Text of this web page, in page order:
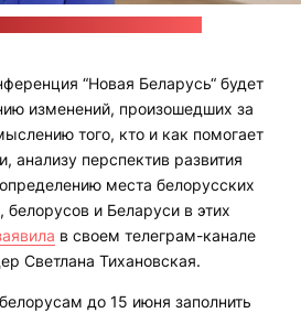
“Новая Беларусь“ будет
изменений, произошедших за
того, кто и как помогает
анализу перспектив развития
места белорусских
белорусов и Беларуси в этих
в своем телеграм-канале
Светлана Тихановская.
до 15 июня заполнить